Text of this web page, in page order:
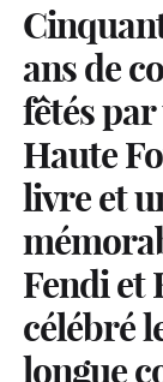
ans de
fêtés
Haute
livre et
Fendi et
célébré
longue